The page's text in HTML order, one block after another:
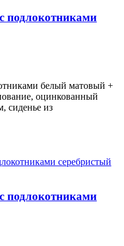
подлокотниками
белый матовый +
оцинкованный
сиденье из
подлокотниками